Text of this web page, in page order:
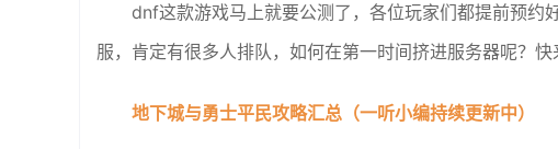
dnf这款游戏马上就要公测了，各位玩家们都提前预约
服，肯定有很多人排队，如何在第一时间挤进服务器呢？
地下城与勇士平民攻略汇总（一听小编持续更新中）